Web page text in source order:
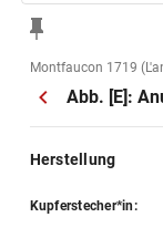
Montfaucon 1719
Abb. [E]:
Herstellung
Kupferstecher*in: